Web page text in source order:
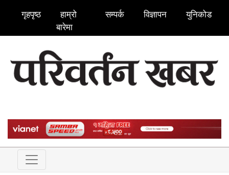
गृहपृष्ठ
हाम्रो
बारेमा
सम्पर्क विज्ञापन युनिकोड